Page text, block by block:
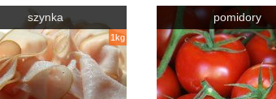
szynka
1kg
pomidory